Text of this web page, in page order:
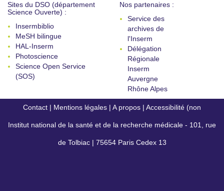
Sites du DSO (département
Science Ouverte) :
Insermbiblio
MeSH bilingue
HAL-Inserm
Photoscience
Science Open Service
(SOS)
Nos partenaires :
Service des
archives de
l'Inserm
Délégation
Régionale
Inserm
Auvergne
Rhône Alpes
Contact | Mentions légales | A propos | Accessibilité (non
conforme)
Institut national de la santé et de la recherche médicale - 101, rue
de Tolbiac | 75654 Paris Cedex 13